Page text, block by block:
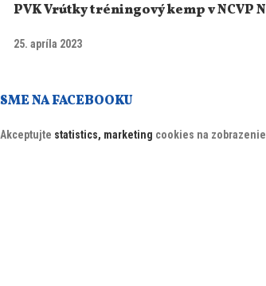
PVK Vrútky tréningový kemp v NCVP
25. apríla 2023
SME NA FACEBOOKU
Akceptujte statistics, marketing cookies na